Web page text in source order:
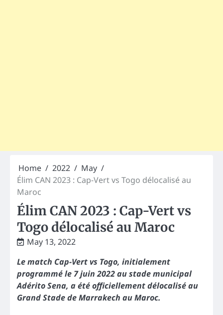
Home 2022
May
Élim CAN 2023 : Cap-Vert vs Togo délocalisé au
Maroc
Élim CAN 2023 : Cap-Vert vs
Togo délocalisé au Maroc
May 13, 2022
Le match Cap-Vert vs Togo, initialement
programmé le 7 juin 2022 au stade municipal
Adérito Sena, a été officiellement délocalisé au
Grand Stade de Marrakech au Maroc.